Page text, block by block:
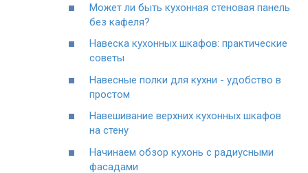
Может ли быть кухонная стеновая панель
без кафеля?
Навеска кухонных шкафов: практические
советы
Навесные полки для кухни - удобство в
простом
Навешивание верхних кухонных шкафов
на стену
Начинаем обзор кухонь с радиусными
фасадами